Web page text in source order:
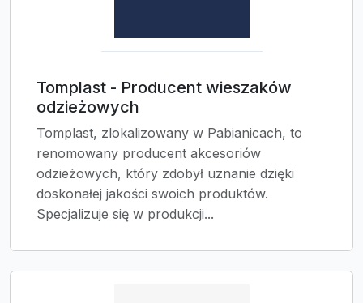
Tomplast - Producent wieszaków
odzieżowych
Tomplast, zlokalizowany w Pabianicach, to
renomowany producent akcesoriów
odzieżowych, który zdobył uznanie dzięki
doskonałej jakości swoich produktów.
Specjalizuje się w produkcji...